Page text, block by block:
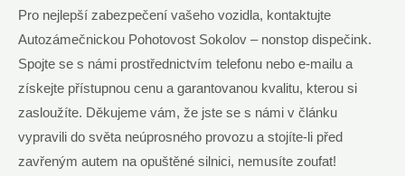
Pro nejlepší zabezpečení vašeho vozidla, kontaktujte
Autozámečnickou Pohotovost Sokolov – nonstop dispečink.
Spojte se s námi prostřednictvím telefonu nebo e-mailu a
získejte přístupnou cenu a garantovanou kvalitu, kterou si
zasloužíte. Děkujeme vám, že jste se s námi v článku
vypravili do světa neúprosného provozu a stojíte-li před
zavřeným autem na opuštěné silnici, nemusíte zoufat!